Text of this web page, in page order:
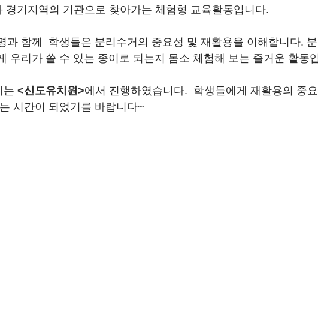
공익법인결산서류
경기지역의 기관으로 찾아가는 체험형 교육활동입니다.
과 함께  학생들은 분리수거의 중요성 및 재활용을 이해합니다. 분
우리가 쓸 수 있는 종이로 되는지 몸소 체험해 보는 즐거운 활동
는 <신도유치원>에서 진행하였습니다.  학생들에게 재활용의 중
시간이 되었기를 바랍니다~